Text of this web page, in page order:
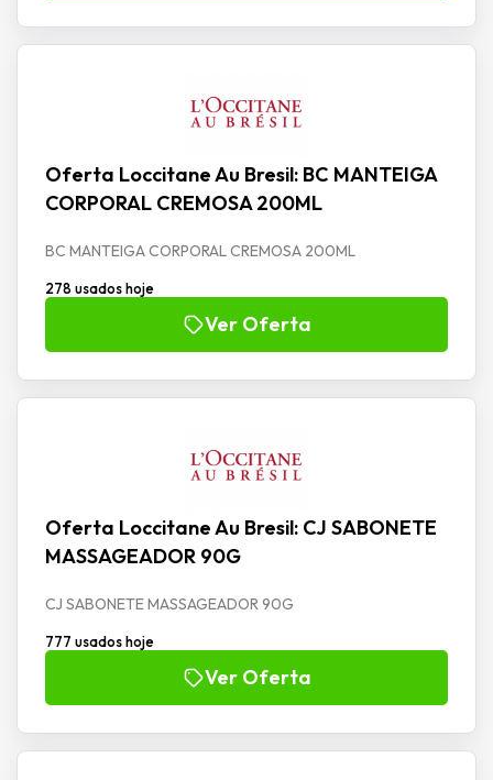
Oferta Loccitane Au Bresil: BC MANTEIGA
CORPORAL CREMOSA 200ML
BC MANTEIGA CORPORAL CREMOSA 200ML
278 usados hoje
Ver Oferta
Oferta Loccitane Au Bresil: CJ SABONETE
MASSAGEADOR 90G
CJ SABONETE MASSAGEADOR 90G
777 usados hoje
Ver Oferta